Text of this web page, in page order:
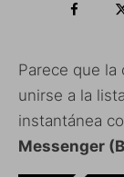
Parece que la
unirse a la
instantánea
Messenger